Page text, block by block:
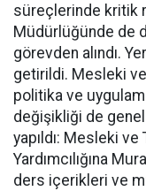
süreçlerinde kritik
Müdürlüğünde de
görevden alındı.
getirildi. Mesleki
politika ve
değişikliği de genel
yapıldı: Mesleki
Yardımcılığına
ders içerikleri ve